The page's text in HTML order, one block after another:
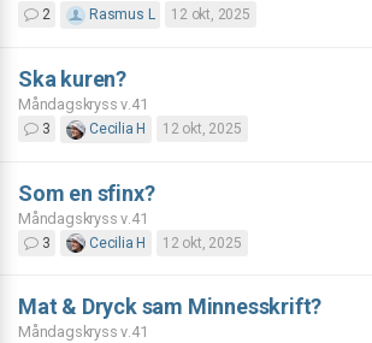
2 Rasmus L 12 okt, 2025
Ska kuren?
Måndagskryss v.41
3 Cecilia H 12 okt, 2025
Som en sfinx?
Måndagskryss v.41
3 Cecilia H 12 okt, 2025
Mat & Dryck sam Minnesskrift?
Måndagskryss v.41